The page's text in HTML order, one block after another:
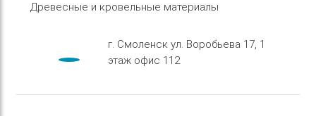
Древесные и кровельные материалы
г. Смоленск ул. Воробьева 17, 1
этаж офис 112